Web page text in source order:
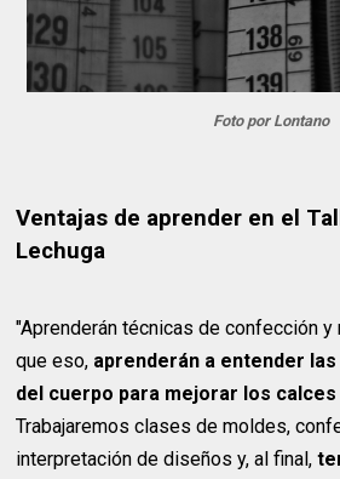
Foto por Lontano
Ventajas de aprender en el
Lechuga
"Aprenderán técnicas de confección y
que eso, aprenderán a entender
del cuerpo para mejorar los
Trabajaremos clases de moldes,
interpretación de diseños y, al final,